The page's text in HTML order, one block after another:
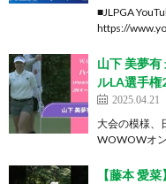
■JLPGA
https://
山下 美夢
ルLA選手権
2025.04.21
大会の模様、
WOWOWオ
【藤本 愛